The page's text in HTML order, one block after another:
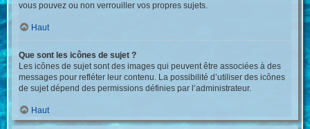
vous pouvez ou non verrouiller vos propres sujets.
Haut
Que sont les icônes de sujet ?
Les icônes de sujet sont des images qui peuvent être associées à des
messages pour refléter leur contenu. La possibilité d’utiliser des icônes
de sujet dépend des permissions définies par l’administrateur.
Haut